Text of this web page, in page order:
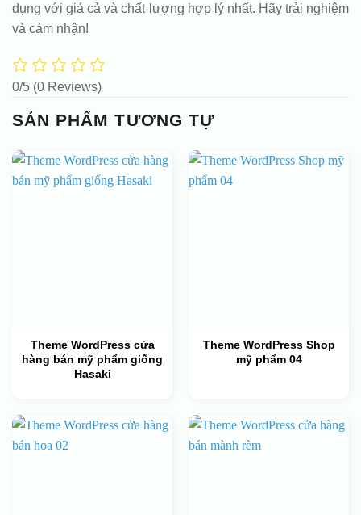
dụng với giá cả và chất lượng hợp lý nhất. Hãy trải nghiệm
và cảm nhận!
0/5 (0 Reviews)
SẢN PHẨM TƯƠNG TỰ
Theme WordPress cửa
hàng bán mỹ phẩm giống
Hasaki
Theme WordPress Shop
mỹ phẩm 04